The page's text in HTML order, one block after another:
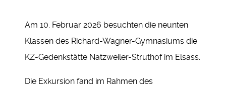
Am 10. Februar 2026 besuchten die neunten
Klassen des Richard-Wagner-Gymnasiums die
KZ-Gedenkstätte Natzweiler-Struthof im Elsass.
Die Exkursion fand im Rahmen des